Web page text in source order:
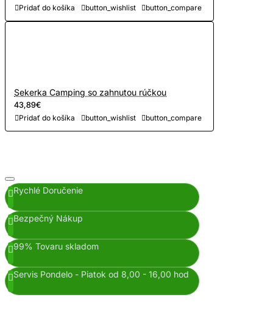
Pridať do košíka button_wishlist button_compare
Sekerka Camping so zahnutou rúčkou
43,89€
Pridať do košíka button_wishlist button_compare
Rychlé Doručenie
Bezpečný Nákup
99% Tovaru skladom
Servis Pondelo - Piatok od 8,00 - 16,00 hod